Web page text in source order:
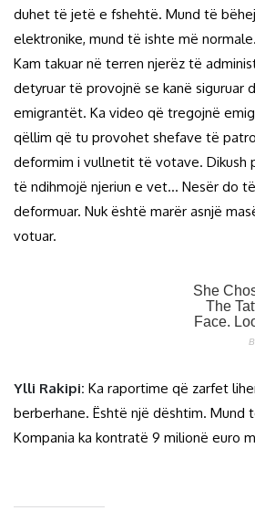
duhet të jetë e fshehtë. Mund të
elektronike, mund të ishte më normale.
Kam takuar në terren njerëz të
detyruar të provojnë se kanë siguruar
emigrantët. Ka video që tregojnë
qëllim që tu provohet shefave të
deformim i vullnetit të votave. Dikush
të ndihmojë njeriun e vet… Nesër do
deformuar. Nuk është marër asnjë
votuar.
Ylli Rakipi: Ka raportime që zarfet
berberhane. Është një dështim. Mund
Kompania ka kontratë 9 milionë euro